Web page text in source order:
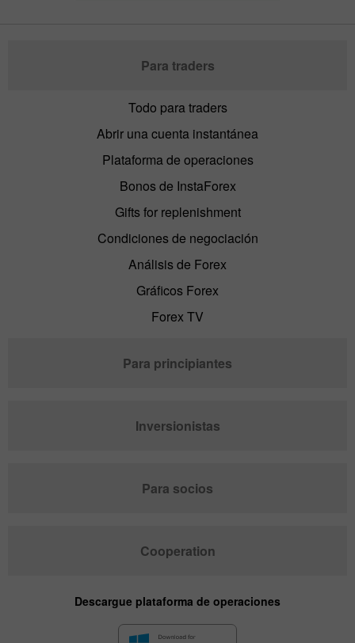
Para traders
Todo para traders
Abrir una cuenta instantánea
Plataforma de operaciones
Bonos de InstaForex
Gifts for replenishment
Condiciones de negociación
Análisis de Forex
Gráficos Forex
Forex TV
Para principiantes
Inversionistas
Para socios
Cooperation
Descargue plataforma de operaciones